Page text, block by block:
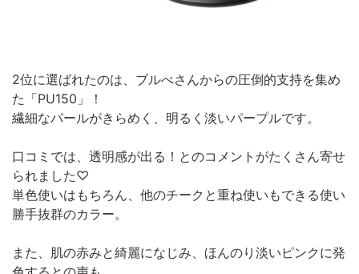
2位に選ばれたのは、ブルべさんからの圧倒的支持を集め
た「PU150」！
繊細なパールがきらめく、明るく淡いパープルです。
口コミでは、透明感が出る！とのコメントがたくさん寄せ
られました♡
単色使いはもちろん、他のチークと重ね使いもできる使い
勝手抜群のカラー。
また、肌の赤みと綺麗になじみ、ほんのり淡いピンクに発